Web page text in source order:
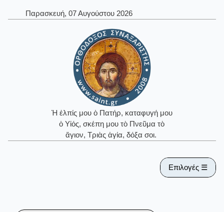
Παρασκευή, 07 Αυγούστου 2026
Ἡ ἐλπίς μου ὁ Πατήρ, καταφυγή μου
ὁ Υἱός, σκέπη μου τὸ Πνεῦμα τὸ
ἅγιον, Τριὰς ἁγία, δόξα σοι.
Επιλογές ☰